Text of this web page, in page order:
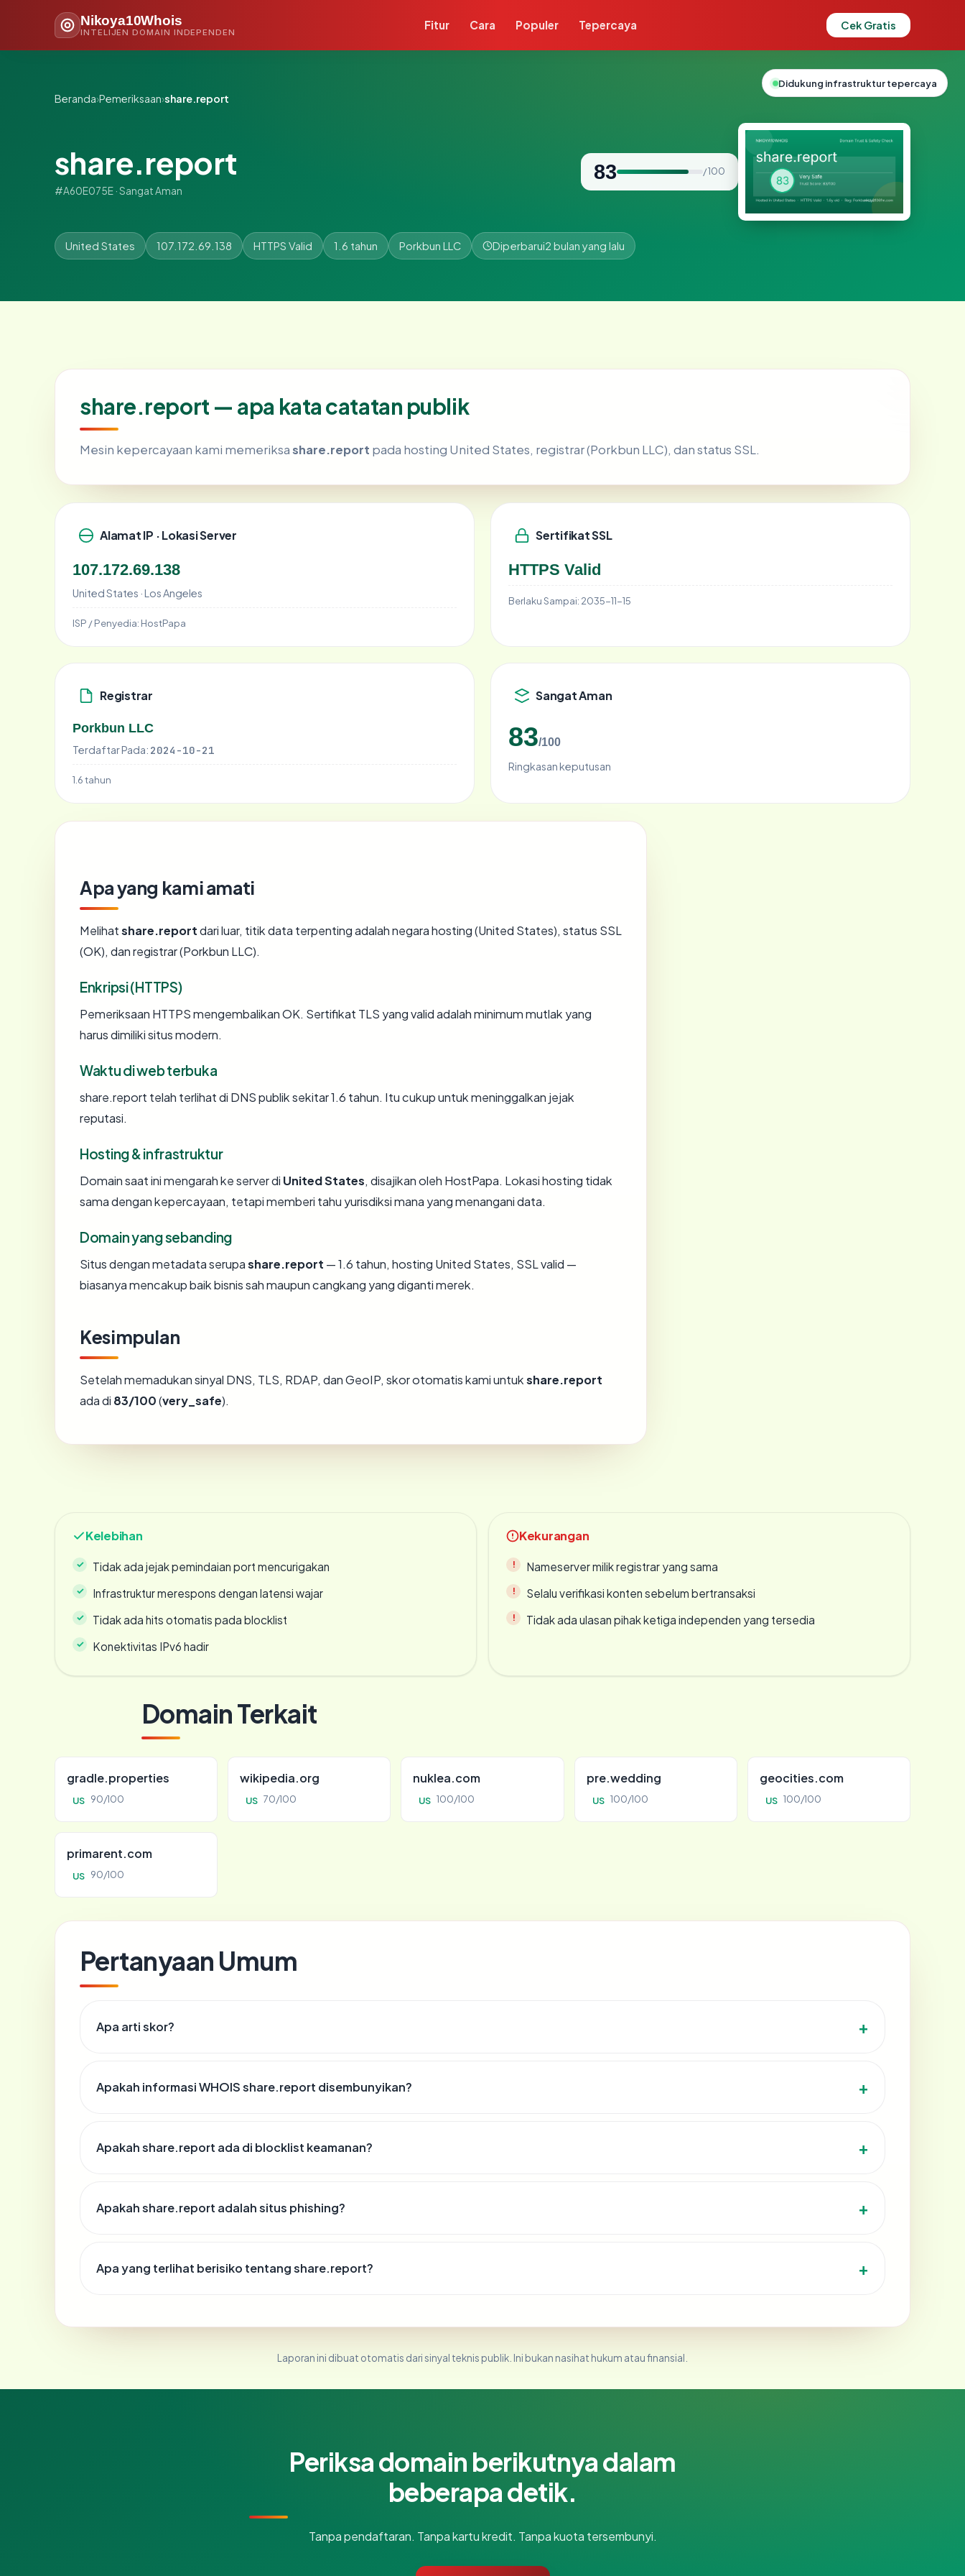
Nikoya10Whois
INTELIJEN DOMAIN INDEPENDEN
Fitur Cara Populer Tepercaya Cek Gratis
Beranda›Pemeriksaan›share.report
share.report
#A60E075E · Sangat Aman
83 / 100
United States 107.172.69.138 HTTPS Valid 1.6 tahun Porkbun LLC Diperbarui2 bulan yang lalu
share.report — apa kata catatan publik
Mesin kepercayaan kami memeriksashare.report pada hosting United States, registrar (Porkbun LLC), dan status SSL.
Alamat IP · Lokasi Server
107.172.69.138
United States · Los Angeles
ISP / Penyedia: HostPapa
Sertifikat SSL
HTTPS Valid
Berlaku Sampai: 2035-11-15
Registrar
Porkbun LLC
Terdaftar Pada: 2024-10-21
1.6 tahun
Sangat Aman
83/100
Ringkasan keputusan
Apa yang kami amati
Melihatshare.reportdari luar, titik data terpenting adalah negara hosting (United States), status SSL
(OK), dan registrar (Porkbun LLC).
Enkripsi (HTTPS)
Pemeriksaan HTTPS mengembalikan OK. Sertifikat TLS yang valid adalah minimum mutlak yang
harus dimiliki situs modern.
Waktu di web terbuka
share.report telah terlihat di DNS publik sekitar 1.6 tahun. Itu cukup untuk meninggalkan jejak
reputasi.
Hosting & infrastruktur
Domain saat ini mengarah ke server di United States, disajikan oleh HostPapa. Lokasi hosting tidak
sama dengan kepercayaan, tetapi memberi tahu yurisdiksi mana yang menangani data.
Domain yang sebanding
Situs dengan metadata serupashare.report — 1.6 tahun, hosting United States, SSL valid —
biasanya mencakup baik bisnis sah maupun cangkang yang diganti merek.
Kesimpulan
Setelah memadukan sinyal DNS, TLS, RDAP, dan GeoIP, skor otomatis kami untukshare.report
ada di 83/100(very_safe).
Kelebihan
Tidak ada jejak pemindaian port mencurigakan
Infrastruktur merespons dengan latensi wajar
Tidak ada hits otomatis pada blocklist
Konektivitas IPv6 hadir
Kekurangan
Nameserver milik registrar yang sama
Selalu verifikasi konten sebelum bertransaksi
Tidak ada ulasan pihak ketiga independen yang tersedia
Domain Terkait
gradle.properties
US 90/100
wikipedia.org
US 70/100
nuklea.com
US 100/100
pre.wedding
US 100/100
geocities.com
US 100/100
primarent.com
US 90/100
Pertanyaan Umum
Apa arti skor?
Apakah informasi WHOIS share.report disembunyikan?
Apakah share.report ada di blocklist keamanan?
Apakah share.report adalah situs phishing?
Apa yang terlihat berisiko tentang share.report?
Laporan ini dibuat otomatis dari sinyal teknis publik. Ini bukan nasihat hukum atau finansial.
Periksa domain berikutnya dalam
beberapa detik.
Tanpa pendaftaran. Tanpa kartu kredit. Tanpa kuota tersembunyi.
Didukung infrastruktur tepercaya